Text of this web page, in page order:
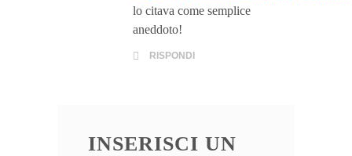
lo citava come semplice
aneddoto!
RISPONDI
INSERISCI UN